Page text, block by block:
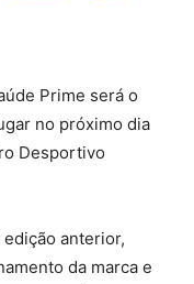
Prime será o
no próximo dia
Desportivo
anterior,
da marca e